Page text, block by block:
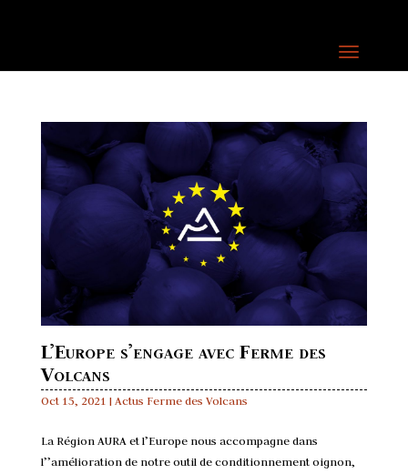
L’Europe s’engage avec Ferme des
Volcans
Oct 15, 2021 | Actus Ferme des Volcans
La Région AURA et l’Europe nous accompagne dans
l’’amélioration de notre outil de conditionnement oignon,